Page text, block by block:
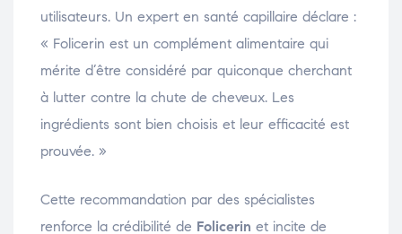
utilisateurs. Un expert en santé capillaire déclare :
« Folicerin est un complément alimentaire qui
mérite d’être considéré par quiconque cherchant
à lutter contre la chute de cheveux. Les
ingrédients sont bien choisis et leur efficacité est
prouvée. »
Cette recommandation par des spécialistes
renforce la crédibilité de Folicerin et incite de